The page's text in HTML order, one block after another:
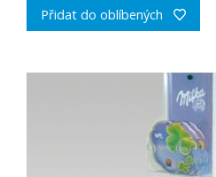
Přidat do oblíbených